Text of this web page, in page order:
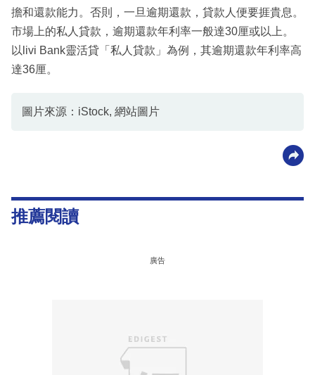
擔和還款能力。否則，一旦逾期還款，貸款人便要捱貴息。
市場上的私人貸款，逾期還款年利率一般達30厘或以上。
以livi Bank靈活貸「私人貸款」為例，其逾期還款年利率高
達36厘。
圖片來源：iStock, 網站圖片
推薦閱讀
廣告